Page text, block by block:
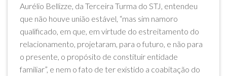
Aurélio Bellizze, da Terceira Turma do STJ, entendeu
que não houve união estável, “mas sim namoro
qualificado, em que, em virtude do estreitamento do
relacionamento, projetaram, para o futuro, e não para
o presente, o propósito de constituir entidade
familiar”, e nem o fato de ter existido a coabitação do